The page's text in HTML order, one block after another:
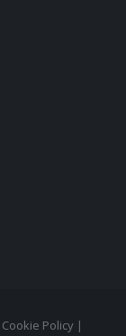
Cookie Policy|